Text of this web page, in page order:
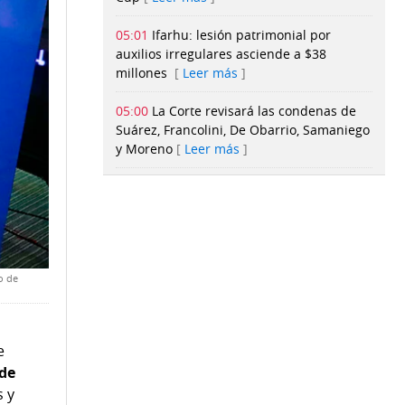
de
y
05:01 Ifarhu: lesión patrimonial por
auxilios irregulares asciende a $38
millones
Leer más
05:00 La Corte revisará las condenas de
Suárez, Francolini, De Obarrio, Samaniego
y Moreno
Leer más